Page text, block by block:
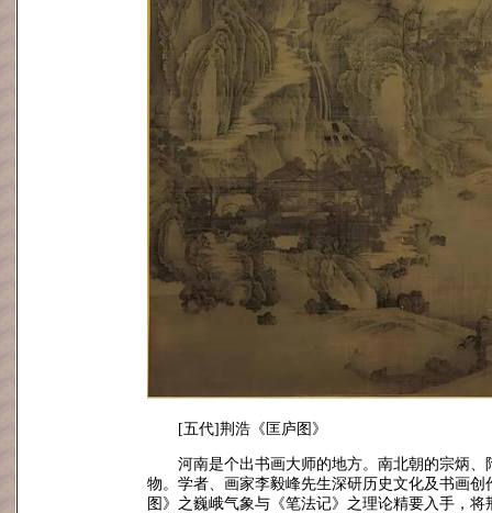
[五代]荆浩《匡庐图》
河南是个出书画大师的地方。南北朝的宗炳
物。学者、画家李毅峰先生深研历史文化及书画创
图》之巍峨气象与《笔法记》 之理论精要入手，将